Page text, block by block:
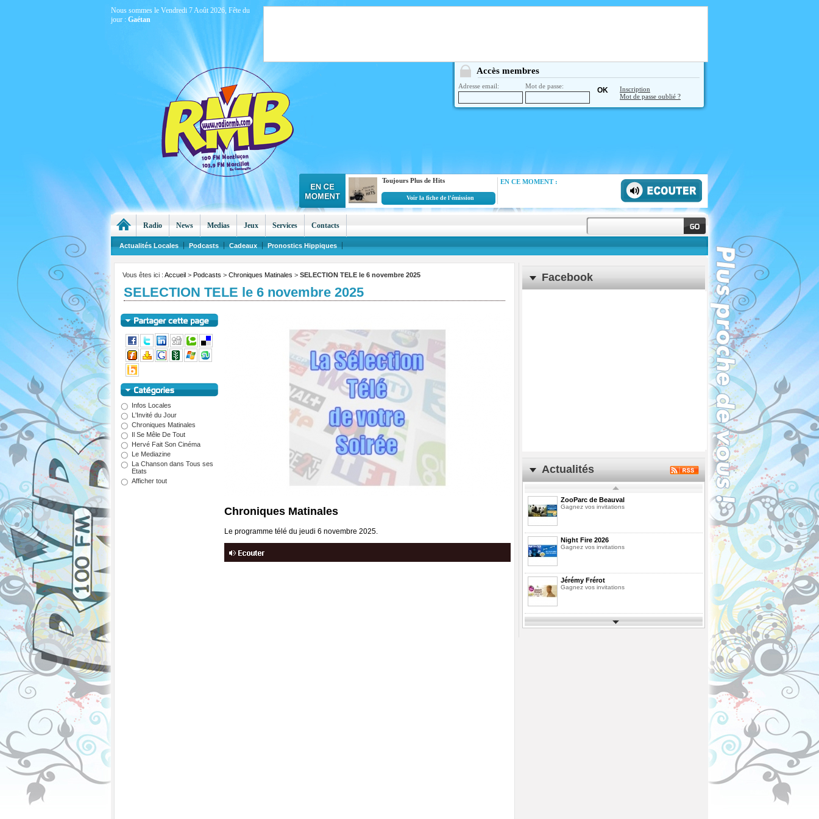
Vous êtes ici : Accueil > Podcasts > Chroniques Matinales > SELECTION TELE le 6 novembre 2025
SELECTION TELE le 6 novembre 2025
Chroniques Matinales
Le programme télé du jeudi 6 novembre 2025.
Infos Locales
L'Invité du Jour
Chroniques Matinales
Il Se Mêle De Tout
Hervé Fait Son Cinéma
Le Mediazine
La Chanson dans Tous ses
Etats
Afficher tout
Facebook
Actualités
ZooParc de Beauval
Gagnez vos invitations
Night Fire 2026
Gagnez vos invitations
Jérémy Frérot
Gagnez vos invitations
Parcs d'Attractions et de Loisirs 2026
Toujours Plus de Hits
Voir la fiche de l'émission
EN CE MOMENT :
Accès membres
Adresse email: Mot de passe:
Inscription
Mot de passe oublié ?
Radio News Medias Jeux Services Contacts
Actualités Locales Podcasts Cadeaux Pronostics Hippiques
Nous sommes le Vendredi 7 Août 2026, Fête du
jour : Gaétan